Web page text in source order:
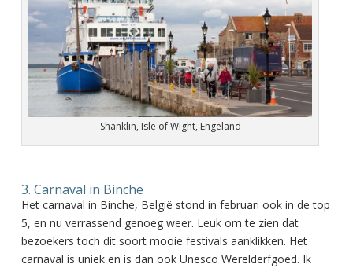
Shanklin, Isle of Wight, Engeland
3. Carnaval in Binche
Het carnaval in Binche, België stond in februari ook in de top
5, en nu verrassend genoeg weer. Leuk om te zien dat
bezoekers toch dit soort mooie festivals aanklikken. Het
carnaval is uniek en is dan ook Unesco Werelderfgoed. Ik